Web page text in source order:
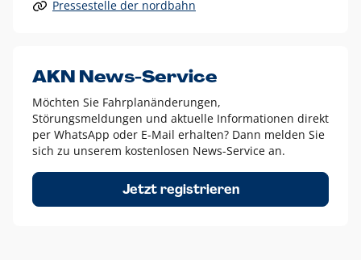
Alle anderen Logo-Varianten dürfen nur in Ausnahmefällen
Diese Ausnahmen sind zum Beispiel:
dem AKN Blau,
weißes Logo auf Fotohintergründen,
schwarzes Logo für reine Schwarz-Weiß-Umsetzungen
Um das Logo herum muss ein Schutzraum von jeweils einer
Höhe bzw. Breite des N aus AKN in alle Richtungen
Pressestelle der nordbahn
AKN News-Service
Möchten Sie Fahrplanänderungen,
Störungsmeldungen und aktuelle Informationen direkt
per WhatsApp oder E-Mail erhalten? Dann melden Sie
sich zu unserem kostenlosen News-Service an.
Jetzt registrieren